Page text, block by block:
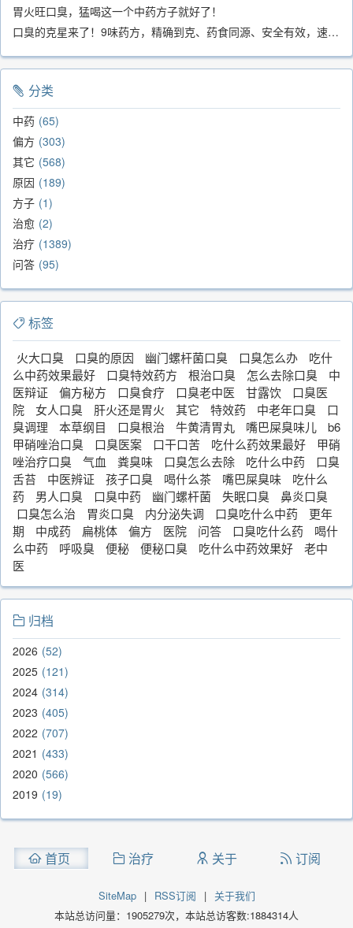
胃火旺口臭，猛喝这一个中药方子就好了！
口臭的克星来了！9味药方，精确到克、药食同源、安全有效，速看！
分类
中药 65
偏方 303
其它 568
原因 189
方子 1
治愈 2
治疗 1389
问答 95
标签
火大口臭 口臭的原因 幽门螺杆菌口臭 口臭怎么办
吃什
么中药效果最好
口臭特效药方 根治口臭 怎么去除口臭
中
医辩证
偏方秘方 口臭食疗 口臭老中医 甘露饮
口臭医
院
女人口臭 肝火还是胃火 其它 特效药 中老年口臭
口
臭调理
本草纲目 口臭根治 牛黄清胃丸 嘴巴屎臭味儿
b6
甲硝唑治口臭
口臭医案 口干口苦 吃什么药效果最好
甲硝
唑治疗口臭
气血 粪臭味 口臭怎么去除 吃什么中药
口臭
舌苔
中医辨证 孩子口臭 喝什么茶 嘴巴屎臭味
吃什么
药
男人口臭 口臭中药 幽门螺杆菌 失眠口臭
鼻炎口臭
口臭怎么治
胃炎口臭 内分泌失调 口臭吃什么中药
更年
期
中成药 扁桃体 偏方 医院 问答 口臭吃什么药
喝什
么中药
呼吸臭 便秘 便秘口臭 吃什么中药效果好
老中
医
归档
2026 52
2025 121
2024 314
2023 405
2022 707
2021
433
2020 566
2019 19
首页 治疗 关于 订阅
SiteMap | RSS订阅 |
关于我们
本站总访问量： 1905279次，本站总访客数:1884314人